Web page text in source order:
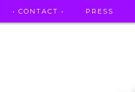
• CONTACT • PRESS